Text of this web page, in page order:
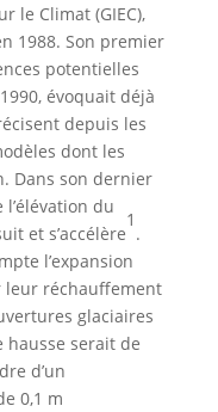
le Climat (GIEC),
1988. Son premier
potentielles
évoquait déjà
depuis les
dont les
Dans son dernier
du
et s’accélère
1
.
l’expansion
réchauffement
glaciaires
serait de
d’un
0,1 m